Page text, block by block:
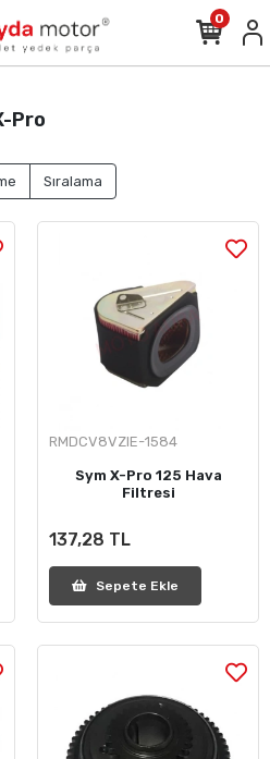
0
Pro
Sıralama
RMDCV8VZIE-1584
Sym X-Pro 125 Hava
Filtresi
137,28 TL
Sepete Ekle